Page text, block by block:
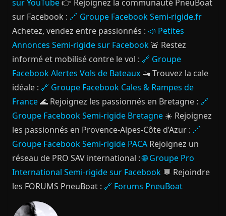
sur YouTube👉 Rejoignez la communauté PneuBoat
sur Facebook : 🔗 Groupe Facebook Semi-rigide.fr
Achetez, vendez entre passionnés : 📣 Petites
Annonces Semi-rigide sur Facebook 🚨 Restez
informé et mobilisé contre le vol : 🔗 Groupe
Facebook Alertes Vols de Bateaux 🚤 Trouvez la cale
idéale : 🔗 Groupe Facebook Cales & Rampes de
France🌊 Rejoignez les passionnés en Bretagne : 🔗
Groupe Facebook Semi-rigide Bretagne ☀️ Rejoignez
les passionnés en Provence-Alpes-Côte d’Azur : 🔗
Groupe Facebook Semi-rigide PACA Rejoignez un
réseau de PRO SAV international :🌐 Groupe Pro
International Semi-rigide sur Facebook 💬 Rejoindre
les FORUMS PneuBoat : 🔗 Forums PneuBoat